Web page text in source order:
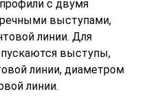
с двумя
выступами,
линии. Для
выступы,
линии, диаметром
линии.